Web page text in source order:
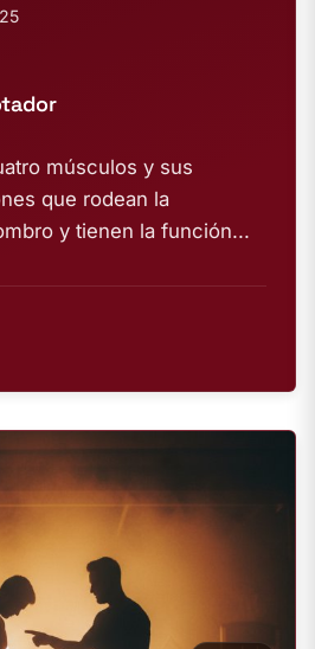
músculos y sus
que rodean la
y tienen la función...